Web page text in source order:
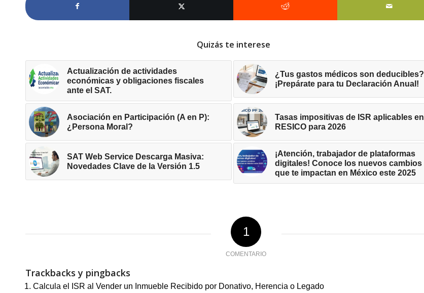
Quizás te interese
Actualización de actividades
económicas y obligaciones fiscales
ante el SAT.
¿Tus gastos médicos son deducibles?
¡Prepárate para tu Declaración Anual!
Asociación en Participación (A en P):
¿Persona Moral?
Tasas impositivas de ISR aplicables en
RESICO para 2026
SAT Web Service Descarga Masiva:
Novedades Clave de la Versión 1.5
¡Atención, trabajador de plataformas
digitales! Conoce los nuevos cambios
que te impactan en México este 2025
1
COMENTARIO
Trackbacks y pingbacks
Calcula el ISR al Vender un Inmueble Recibido por Donativo, Herencia o Legado